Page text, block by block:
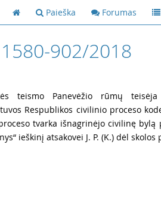
Paieška Forumas
902/2018
teismo Panevėžio rūmų
Respublikos civilinio proceso
tvarka išnagrinėjo civilinę bylą
ieškinį atsakovei J. P. (K.) dėl